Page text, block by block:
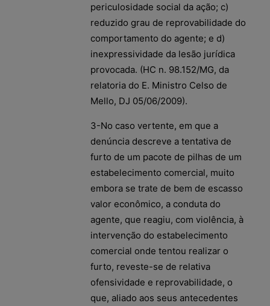
periculosidade social da ação; c)
reduzido grau de reprovabilidade do
comportamento do agente; e d)
inexpressividade da lesão jurídica
provocada. (HC n. 98.152/MG, da
relatoria do E. Ministro Celso de
Mello, DJ 05/06/2009).
3-No caso vertente, em que a
denúncia descreve a tentativa de
furto de um pacote de pilhas de um
estabelecimento comercial, muito
embora se trate de bem de escasso
valor econômico, a conduta do
agente, que reagiu, com violência, à
intervenção do estabelecimento
comercial onde tentou realizar o
furto, reveste-se de relativa
ofensividade e reprovabilidade, o
que, aliado aos seus antecedentes